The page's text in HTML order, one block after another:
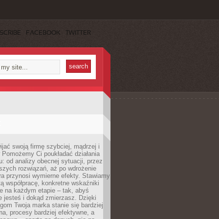
FACEBOOK TWITTER
swoją firmę szybciej, mądrzej i
Ci poukładać działania
od analizy obecnej sytuacji, przez
rozwiązań, aż po wdrożenie
przynosi wymierne efekty. Stawiamy
współpracę, konkretne wskaźniki
na każdym etapie – tak, abyś
jesteś i dokąd zmierzasz. Dzięki
Twoja marka stanie się bardziej
procesy bardziej efektywne, a